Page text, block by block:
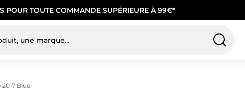
POUR TOUTE COMMANDE SUPÉRIEURE À 99€*
Blue